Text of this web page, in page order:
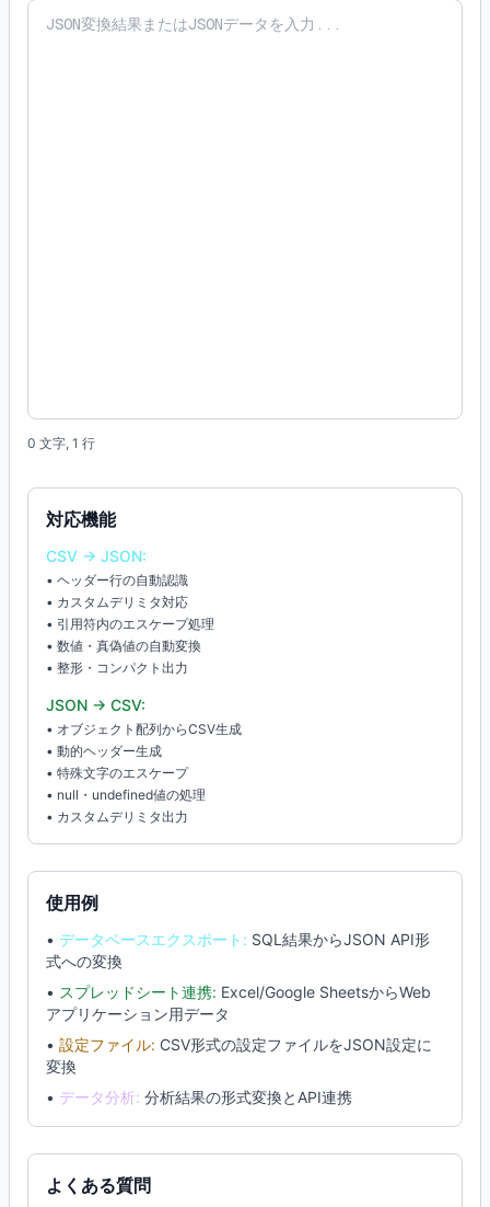
0 文字, 1 行
対応機能
CSV → JSON:
• ヘッダー行の自動認識
• カスタムデリミタ対応
• 引用符内のエスケープ処理
• 数値・真偽値の自動変換
• 整形・コンパクト出力
JSON → CSV:
• オブジェクト配列からCSV生成
• 動的ヘッダー生成
• 特殊文字のエスケープ
• null・undefined値の処理
• カスタムデリミタ出力
使用例
• データベースエクスポート: SQL結果からJSON API形
式への変換
• スプレッドシート連携: Excel/Google SheetsからWeb
アプリケーション用データ
• 設定ファイル: CSV形式の設定ファイルをJSON設定に
変換
• データ分析: 分析結果の形式変換とAPI連携
よくある質問